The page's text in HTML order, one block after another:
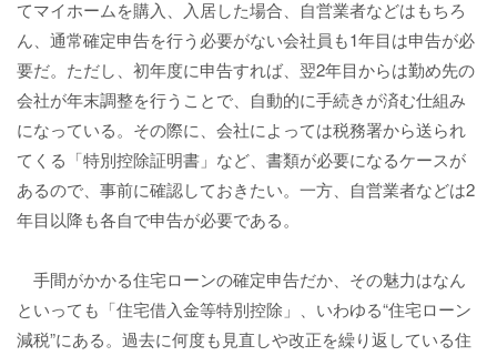
てマイホームを購入、入居した場合、自営業者などはもちろ
ん、通常確定申告を行う必要がない会社員も1年目は申告が必
要だ。ただし、初年度に申告すれば、翌2年目からは勤め先の
会社が年末調整を行うことで、自動的に手続きが済む仕組み
になっている。その際に、会社によっては税務署から送られ
てくる「特別控除証明書」など、書類が必要になるケースが
あるので、事前に確認しておきたい。一方、自営業者などは2
年目以降も各自で申告が必要である。
手間がかかる住宅ローンの確定申告だか、その魅力はなん
といっても「住宅借入金等特別控除」、いわゆる“住宅ローン
減税”にある。過去に何度も見直しや改正を繰り返している住